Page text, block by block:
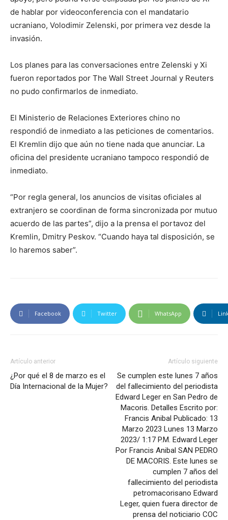
de hablar por videoconferencia con el mandatario
ucraniano, Volodimir Zelenski, por primera vez desde la
invasión.
Los planes para las conversaciones entre Zelenski y Xi
fueron reportados por The Wall Street Journal y Reuters
no pudo confirmarlos de inmediato.
El Ministerio de Relaciones Exteriores chino no
respondió de inmediato a las peticiones de comentarios.
El Kremlin dijo que aún no tiene nada que anunciar. La
oficina del presidente ucraniano tampoco respondió de
inmediato.
“Por regla general, los anuncios de visitas oficiales al
extranjero se coordinan de forma sincronizada por mutuo
acuerdo de las partes”, dijo a la prensa el portavoz del
Kremlin, Dmitry Peskov. “Cuando haya tal disposición, se
lo haremos saber”.
Facebook Twitter WhatsApp
Artículo anterior
¿Por qué el 8 de marzo es el
Día Internacional de la Mujer?
Artículo siguiente
Se cumplen este lunes 7 años
del fallecimiento del periodista
Edward Leger en San Pedro de
Macoris. Detalles Escrito por:
Francis Anibal Publicado: 13
Marzo 2023 Lunes 13 Marzo
2023/ 1:17 P.M. Edward Leger
Por Francis Anibal SAN PEDRO
DE MACORIS. Este lunes se
cumplen 7 años del
fallecimiento del periodista
petromacorisano Edward
Leger, quien fuera director de
prensa del noticiario COC